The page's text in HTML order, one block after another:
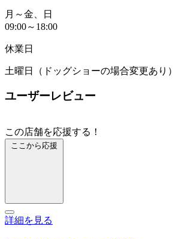
月～金、日
09:00～18:00
休業日
土曜日（ドッグショーの場合変更あり）
ユーザーレビュー
この店舗を応援する！
ここから応援
詳細を見る